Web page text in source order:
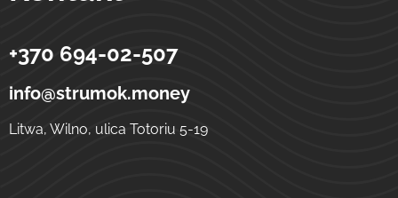
Strumok
Przelewy na Ukrainę
ulica Totoriu, 5-19
+370 694-02-507
info@strumok.money
Litwa, Wilno, ulica Totoriu 5-19